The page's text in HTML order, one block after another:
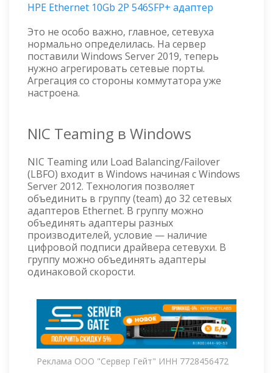
HPE Ethernet 10Gb 2P 546SFP+ адаптер
Это не особо важно, главное, сетевуха
нормально определилась. На сервер
поставили Windows Server 2019, теперь
нужно агрегировать сетевые порты.
Агрегация со стороны коммутатора уже
настроена.
NIC Teaming в Windows
NIC Teaming или Load Balancing/Failover
(LBFO) входит в Windows начиная с Windows
Server 2012. Технология позволяет
объединить в группу (team) до 32 сетевых
адаптеров Ethernet. В группу можно
объединять адаптеры разных
производителей, условие — наличие
цифровой подписи драйвера сетевухи. В
группу можно объединять адаптеры
одинаковой скорости.
Реклама ООО "Сервер Гейт" ИНН 7728456472